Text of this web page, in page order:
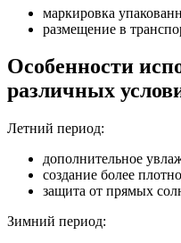
маркировка
размещение в
Особенности
различных
Летний период:
дополнительное
создание более
защита от прямых
Зимний период: